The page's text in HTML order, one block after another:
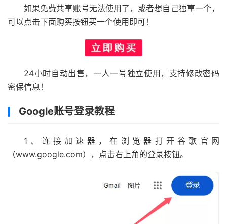
如果免费共享账号无法使用了，或者想自己独享一个，
可以点击下面购买按钮买一个使用即可！
24小时自动出售，一人一号独立使用，支持修改密码
密保信息！
Google账号登录教程
1、连接加速器，在浏览器打开谷歌官网
（www.google.com），点击右上角的登录按钮。